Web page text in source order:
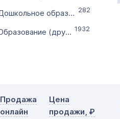
Выставлен на продажу
с
Словарное слово в домене
Без дефиса
Дошкольное образование 282
Образование (другое) 1932
Продажа
онлайн
Цена
продажи, ₽